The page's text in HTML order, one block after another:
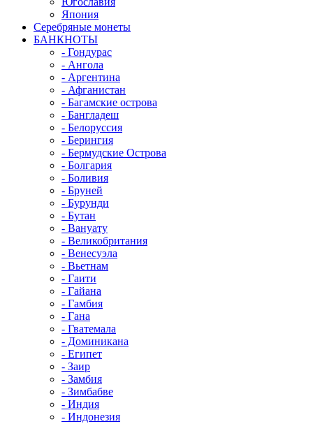
Япония
Серебряные монеты
БАНКНОТЫ
- Гондурас
- Ангола
- Аргентина
- Афганистан
- Багамские острова
- Бангладеш
- Белоруссия
- Берингия
- Бермудские Острова
- Болгария
- Боливия
- Бруней
- Бурунди
- Бутан
- Вануату
- Великобритания
- Венесуэла
- Вьетнам
- Гаити
- Гайана
- Гамбия
- Гана
- Гватемала
- Доминикана
- Египет
- Заир
- Замбия
- Зимбабве
- Индия
- Индонезия